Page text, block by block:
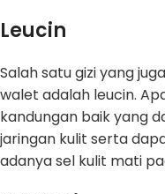
Leucin
Salah satu gizi yang
walet adalah leucin.
kandungan baik yang
jaringan kulit serta
adanya sel kulit mati